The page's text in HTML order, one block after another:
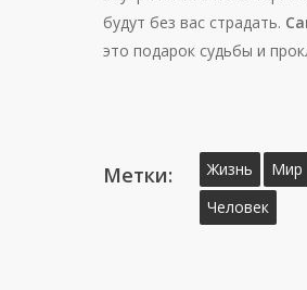
будут без вас страдать.
это подарок судьбы и
Метки: Жизнь Мир
Человек